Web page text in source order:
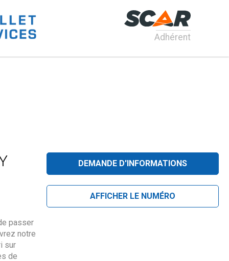
Adhérent
passer
notre
sur
de
DEMANDE D'INFORMATIONS
AFFICHER LE NUMÉRO